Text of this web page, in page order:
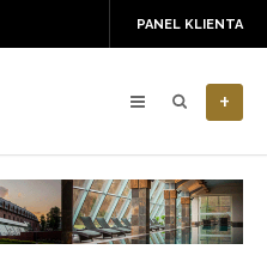
PANEL KLIENTA
+